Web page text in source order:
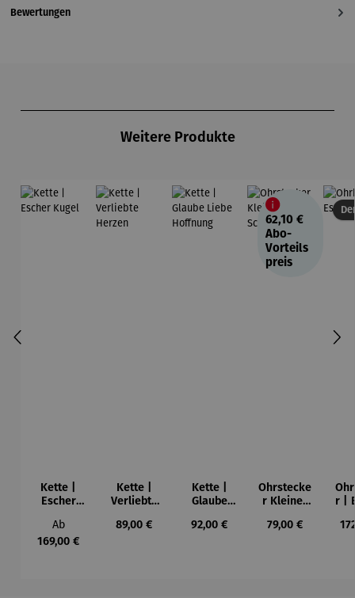
Bewertungen
Weitere Produkte
Kette |
Escher
Regulärer Preis:
Ab
169,00 €
Kette |
Verliebte
Regulärer Preis:
89,00 €
Kette |
Glaube
Hoffnung
Regulärer Preis:
92,00 €
62,10 €
Abo-
Vorteils
preis
Ohrstecke
r Kleiner
el
Regulärer Preis:
79,00 €
r |